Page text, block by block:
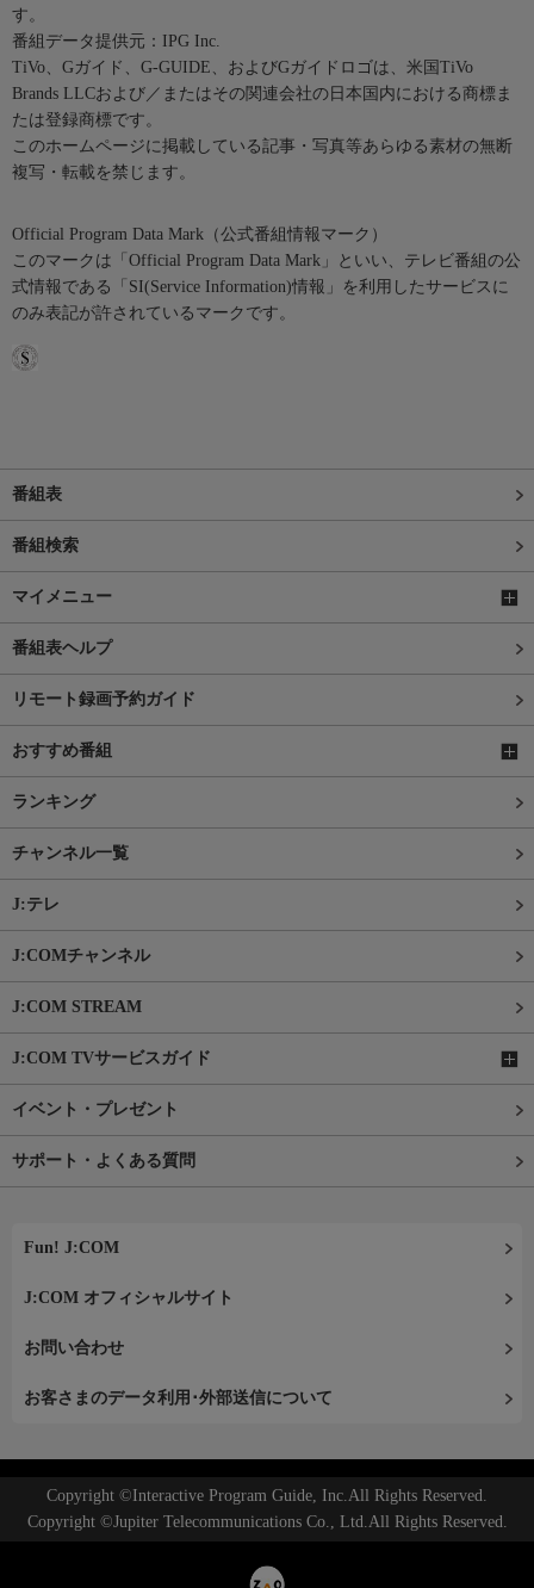
す。
番組データ提供元：IPG Inc.
TiVo、Gガイド、G-GUIDE、およびGガイドロゴは、米国TiVo
Brands LLCおよび／またはその関連会社の日本国内における商標ま
たは登録商標です。
このホームページに掲載している記事・写真等あらゆる素材の無断
複写・転載を禁じます。
Official Program Data Mark（公式番組情報マーク）
このマークは「Official Program Data Mark」といい、テレビ番組の公
式情報である「SI(Service Information)情報」を利用したサービスに
のみ表記が許されているマークです。
番組表
番組検索
マイメニュー
番組表ヘルプ
リモート録画予約ガイド
おすすめ番組
ランキング
チャンネル一覧
J:テレ
J:COMチャンネル
J:COM STREAM
J:COM TVサービスガイド
イベント・プレゼント
サポート・よくある質問
Fun! J:COM
J:COM オフィシャルサイト
お問い合わせ
お客さまのデータ利用･外部送信について
Copyright ©Interactive Program Guide, Inc.All Rights Reserved.
Copyright ©Jupiter Telecommunications Co., Ltd.All Rights Reserved.